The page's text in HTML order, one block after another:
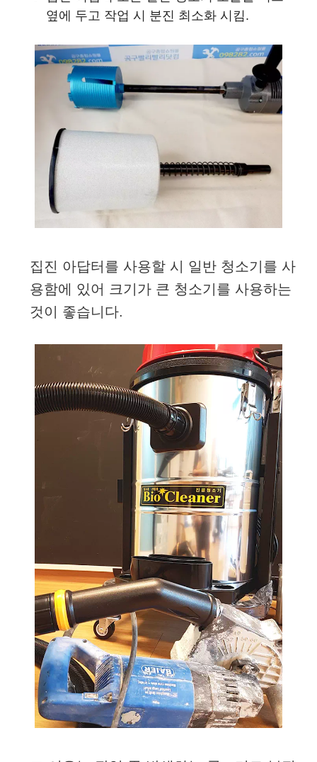
옆에 두고 작업 시 분진 최소화 시킴.
집진 아답터를 사용할 시 일반 청소기를 사
용함에 있어 크기가 큰 청소기를 사용하는
것이 좋습니다.